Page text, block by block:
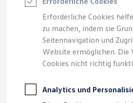
Leasing
Leasing-Angebote
Gebrauchtwagen
Junge
Elektroauto Leasing
Kleinwagen-Leasing
Leasing ohne
Autokredit mit
Versicherungen und
So geht neu.
neue ID.3
Erforderliche Cookies
zu machen, indem sie
Seitennavigation und
Website ermöglichen. Die
Cookies nicht richtig
Analytics und